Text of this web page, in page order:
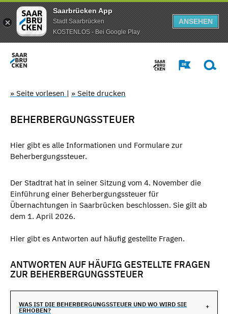
Saarbrücken App
Stadt Saarbrücken
KOSTENLOS - Bei Google Play
ANSEHEN
» Seite vorlesen | » Seite drucken
BEHERBERGUNGSSTEUER
Hier gibt es alle Informationen und Formulare zur
Beherbergungssteuer.
Der Stadtrat hat in seiner Sitzung vom 4. November die
Einführung einer Beherbergungssteuer für
Übernachtungen in Saarbrücken beschlossen. Sie gilt ab
dem 1. April 2026.
Hier gibt es Antworten auf häufig gestellte Fragen.
ANTWORTEN AUF HÄUFIG GESTELLTE FRAGEN
ZUR BEHERBERGUNGSSTEUER
WAS IST DIE BEHERBERGUNGSSTEUER UND WO WIRD SIE
ERHOBEN?